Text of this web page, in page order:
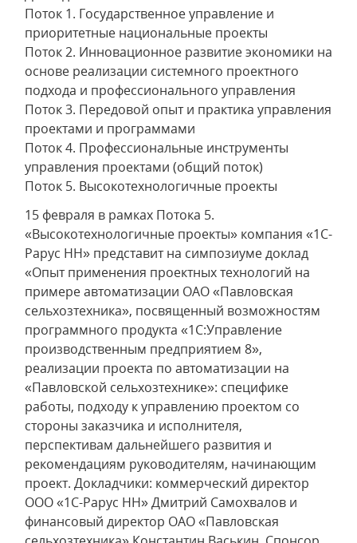
Поток 1. Государственное управление и
приоритетные национальные проекты
Поток 2. Инновационное развитие экономики на
основе реализации системного проектного
подхода и профессионального управления
Поток 3. Передовой опыт и практика управления
проектами и программами
Поток 4. Профессиональные инструменты
управления проектами (общий поток)
Поток 5. Высокотехнологичные проекты
15 февраля в рамках Потока 5.
«Высокотехнологичные проекты» компания «1С-
Рарус НН» представит на симпозиуме доклад
«Опыт применения проектных технологий на
примере автоматизации ОАО «Павловская
сельхозтехника», посвященный возможностям
программного продукта «1С:Управление
производственным предприятием 8»,
реализации проекта по автоматизации на
«Павловской сельхозтехнике»: специфике
работы, подходу к управлению проектом со
стороны заказчика и исполнителя,
перспективам дальнейшего развития и
рекомендациям руководителям, начинающим
проект. Докладчики: коммерческий директор
ООО «1С-Рарус НН» Дмитрий Самохвалов и
финансовый директор ОАО «Павловская